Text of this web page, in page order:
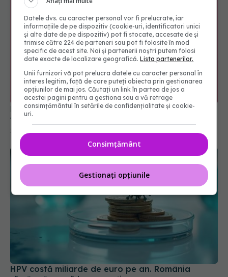
Perimenopauza, asociată cu riscul crescut de
tulburare bipolară și depresie majoră
HPV costă miliarde de euro pe an. România
rămâne în urmă la prevenție
Datele dvs. cu caracter personal vor fi prelucrate, iar
informațiile de pe dispozitiv (cookie-uri, identificatori unici
și alte date de pe dispozitiv) pot fi stocate, accesate de și
trimise către 224 de parteneri sau pot fi folosite în mod
specific de acest site. Noi și partenerii noștri putem folosi
date exacte de localizare geografică.Lista partenerilor.
Unii furnizori vă pot prelucra datele cu caracter personal în
interes legitim, față de care puteți obiecta prin gestionarea
opțiunilor de mai jos. Căutați un link în partea de jos a
acestei pagini pentru a gestiona sau a vă retrage
consimțământul în setările de confidențialitate și cookie-
uri.
Consimțământ
Gestionați opțiunile